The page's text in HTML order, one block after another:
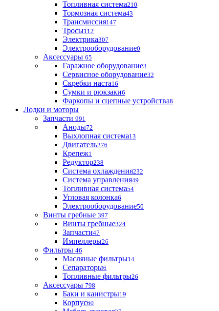
Топливная система210
Тормозная система43
Трансмиссия147
Тросы112
Электрика307
Электрооборудование0
Аксессуары 65
Гаражное оборудование3
Сервисное оборудование32
Скребки наста16
Сумки и рюкзаки6
Фаркопы и сцепные устройства8
Лодки и моторы
Запчасти 991
Аноды72
Выхлопная система13
Двигатель276
Крепеж1
Редуктор238
Система охлаждения232
Система управления49
Топливная система54
Угловая колонка6
Электрооборудование50
Винты гребные 397
Винты гребные324
Запчасти47
Импеллеры26
Фильтры 46
Масляные фильтры14
Сепараторы6
Топливные фильтры26
Аксессуары 798
Баки и канистры19
Корпус60